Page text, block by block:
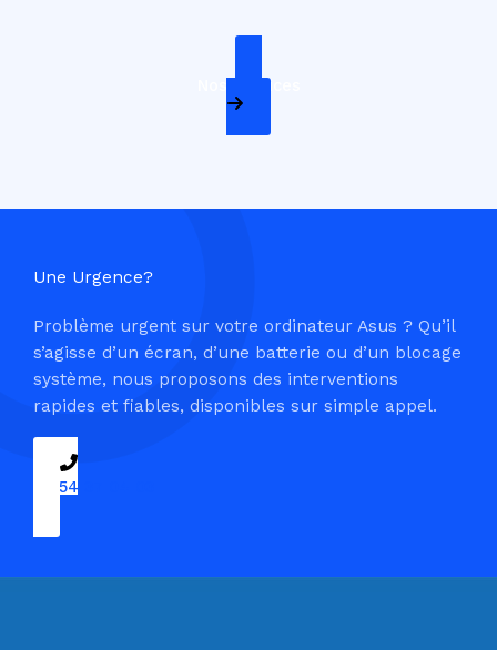
Nos Services
Une Urgence?
Problème urgent sur votre ordinateur Asus ? Qu’il
s’agisse d’un écran, d’une batterie ou d’un blocage
système, nous proposons des interventions
rapides et fiables, disponibles sur simple appel.
09 54 37 04 03